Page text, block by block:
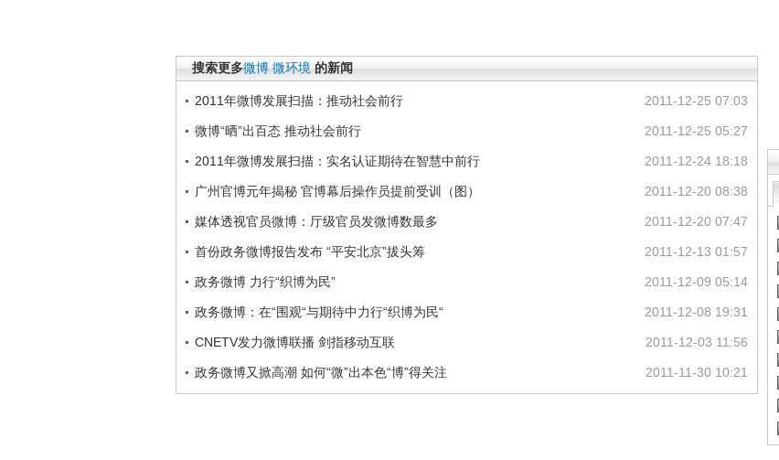
搜索更多微博 微环境 的新闻
2011-12-25 07:03
2011年微博发展扫描：推动社会前行
2011-12-25 05:27
微博“晒”出百态 推动社会前行
2011-12-24 18:18
2011年微博发展扫描：实名认证期待在智慧中前行
2011-12-20 08:38
广州官博元年揭秘 官博幕后操作员提前受训（图）
2011-12-20 07:47
媒体透视官员微博：厅级官员发微博数最多
2011-12-13 01:57
首份政务微博报告发布 “平安北京”拔头筹
2011-12-09 05:14
政务微博 力行“织博为民”
2011-12-08 19:31
政务微博：在“围观“与期待中力行“织博为民“
2011-12-03 11:56
CNETV发力微博联播 剑指移动互联
2011-11-30 10:21
政务微博又掀高潮 如何“微”出本色“博”得关注